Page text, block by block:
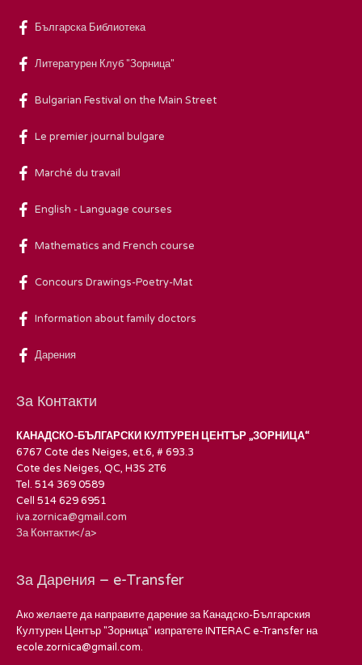
Българска Библиотека
Литературен Клуб "Зорница"
Bulgarian Festival on the Main Street
Le premier journal bulgare
Marché du travail
English - Language courses
Mathematics and French course
Concours Drawings-Poetry-Mat
Information about family doctors
Дарения
За Контакти
КАНАДСКО-БЪЛГАРСКИ КУЛТУРЕН ЦЕНТЪР „ЗОРНИЦА“
6767 Cote des Neiges, et.6, # 693.3
Cote des Neiges, QC, H3S 2T6
Tel. 514 369 0589
Cell 514 629 6951
iva.zornica@gmail.com
За Контакти</а>
За Дарения – e-Transfer
Ако желаете да направите дарение за Канадско-Българския
Културен Център "Зорница" изпратете INTERAC e-Transfer на
ecole.zornica@gmail.com.